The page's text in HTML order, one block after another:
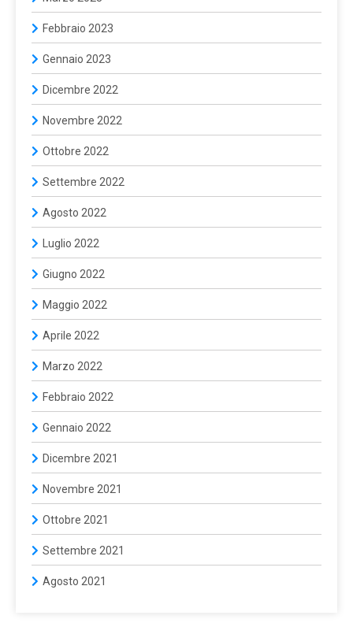
Febbraio 2023
Gennaio 2023
Dicembre 2022
Novembre 2022
Ottobre 2022
Settembre 2022
Agosto 2022
Luglio 2022
Giugno 2022
Maggio 2022
Aprile 2022
Marzo 2022
Febbraio 2022
Gennaio 2022
Dicembre 2021
Novembre 2021
Ottobre 2021
Settembre 2021
Agosto 2021